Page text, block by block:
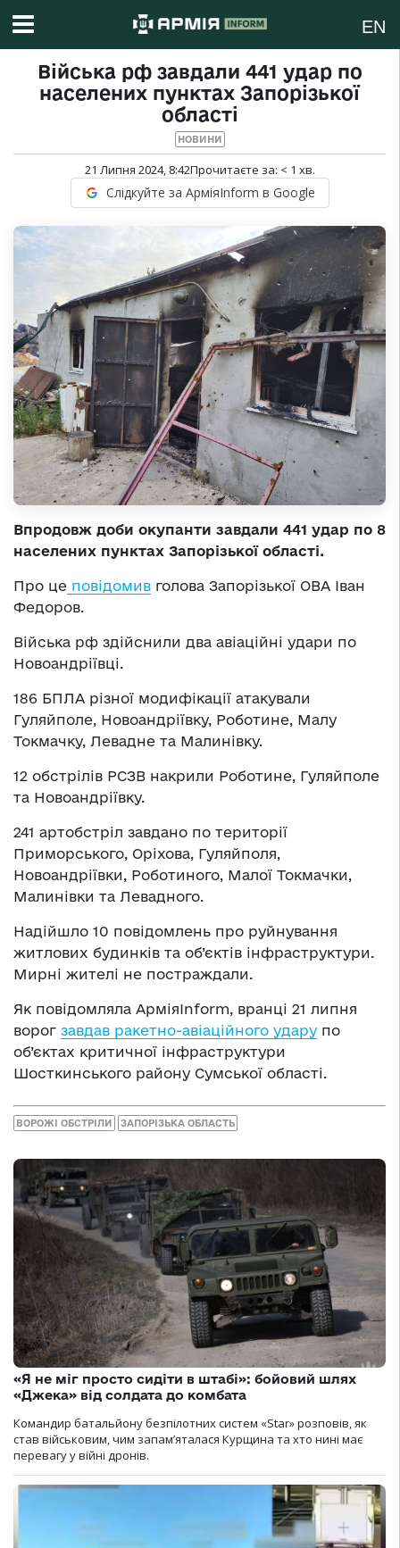
EN
Війська рф завдали 441 удар по
населених пунктах Запорізької
області
НОВИНИ
21 Липня 2024, 8:42Прочитаєте за: < 1 хв.
Слідкуйте за АрміяInform в Google
Впродовж доби окупанти завдали 441 удар по 8
населених пунктах Запорізької області.
Про це повідомив голова Запорізької ОВА Іван
Федоров.
Війська рф здійснили два авіаційні удари по
Новоандріївці.
186 БПЛА різної модифікації атакували
Гуляйполе, Новоандріївку, Роботине, Малу
Токмачку, Левадне та Малинівку.
12 обстрілів РСЗВ накрили Роботине, Гуляйполе
та Новоандріївку.
241 артобстріл завдано по території
Приморського, Оріхова, Гуляйполя,
Новоандріївки, Роботиного, Малої Токмачки,
Малинівки та Левадного.
Надійшло 10 повідомлень про руйнування
житлових будинків та об’єктів інфраструктури.
Мирні жителі не постраждали.
Як повідомляла АрміяInform, вранці 21 липня
ворог завдав ракетно-авіаційного удару по
об’єктах критичної інфраструктури
Шосткинського району Сумської області.
ВОРОЖІ ОБСТРІЛИ ЗАПОРІЗЬКА ОБЛАСТЬ
«Я не міг просто сидіти в штабі»: бойовий шлях
«Джека» від солдата до комбата
Командир батальйону безпілотних систем «Star» розповів, як
став військовим, чим запам’яталася Курщина та хто нині має
перевагу у війні дронів.